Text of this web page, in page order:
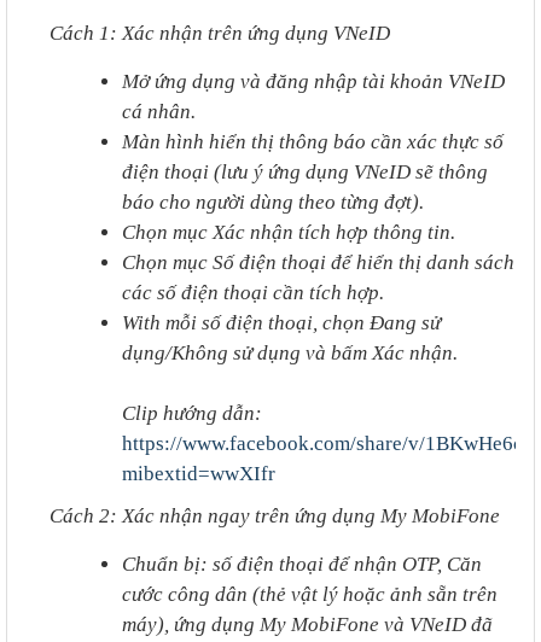
Cách 1: Xác nhận trên ứng dụng VNeID
Mở ứng dụng và đăng nhập tài khoản VNeID
cá nhân.
Màn hình hiển thị thông báo cần xác thực số
điện thoại (lưu ý ứng dụng VNeID sẽ thông
báo cho người dùng theo từng đợt).
Chọn mục Xác nhận tích hợp thông tin.
Chọn mục Số điện thoại để hiển thị danh sách
các số điện thoại cần tích hợp.
With mỗi số điện thoại, chọn Đang sử
dụng/Không sử dụng và bấm Xác nhận.
Clip hướng dẫn:
https://www.facebook.com/share/v/
mibextid=wwXIfr
Cách 2: Xác nhận ngay trên ứng dụng My MobiFone
Chuẩn bị: số điện thoại để nhận OTP, Căn
cước công dân (thẻ vật lý hoặc ảnh sẵn trên
máy), ứng dụng My MobiFone và VNeID đã